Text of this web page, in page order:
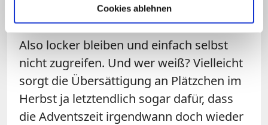
Cookies ablehnen
Herbstspaziergang?
Also locker bleiben und einfach selbst
nicht zugreifen. Und wer weiß? Vielleicht
sorgt die Übersättigung an Plätzchen im
Herbst ja letztendlich sogar dafür, dass
die Adventszeit irgendwann doch wieder